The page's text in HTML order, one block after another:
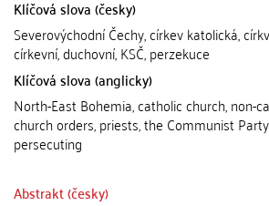
Klíčová slova (česky)
Severovýchodní Čechy, církev katolická,
církevní, duchovní, KSČ, perzekuce
Klíčová slova (anglicky)
North-East Bohemia, catholic church, non-
church orders, priests, the Communist
persecuting
Abstrakt (česky)